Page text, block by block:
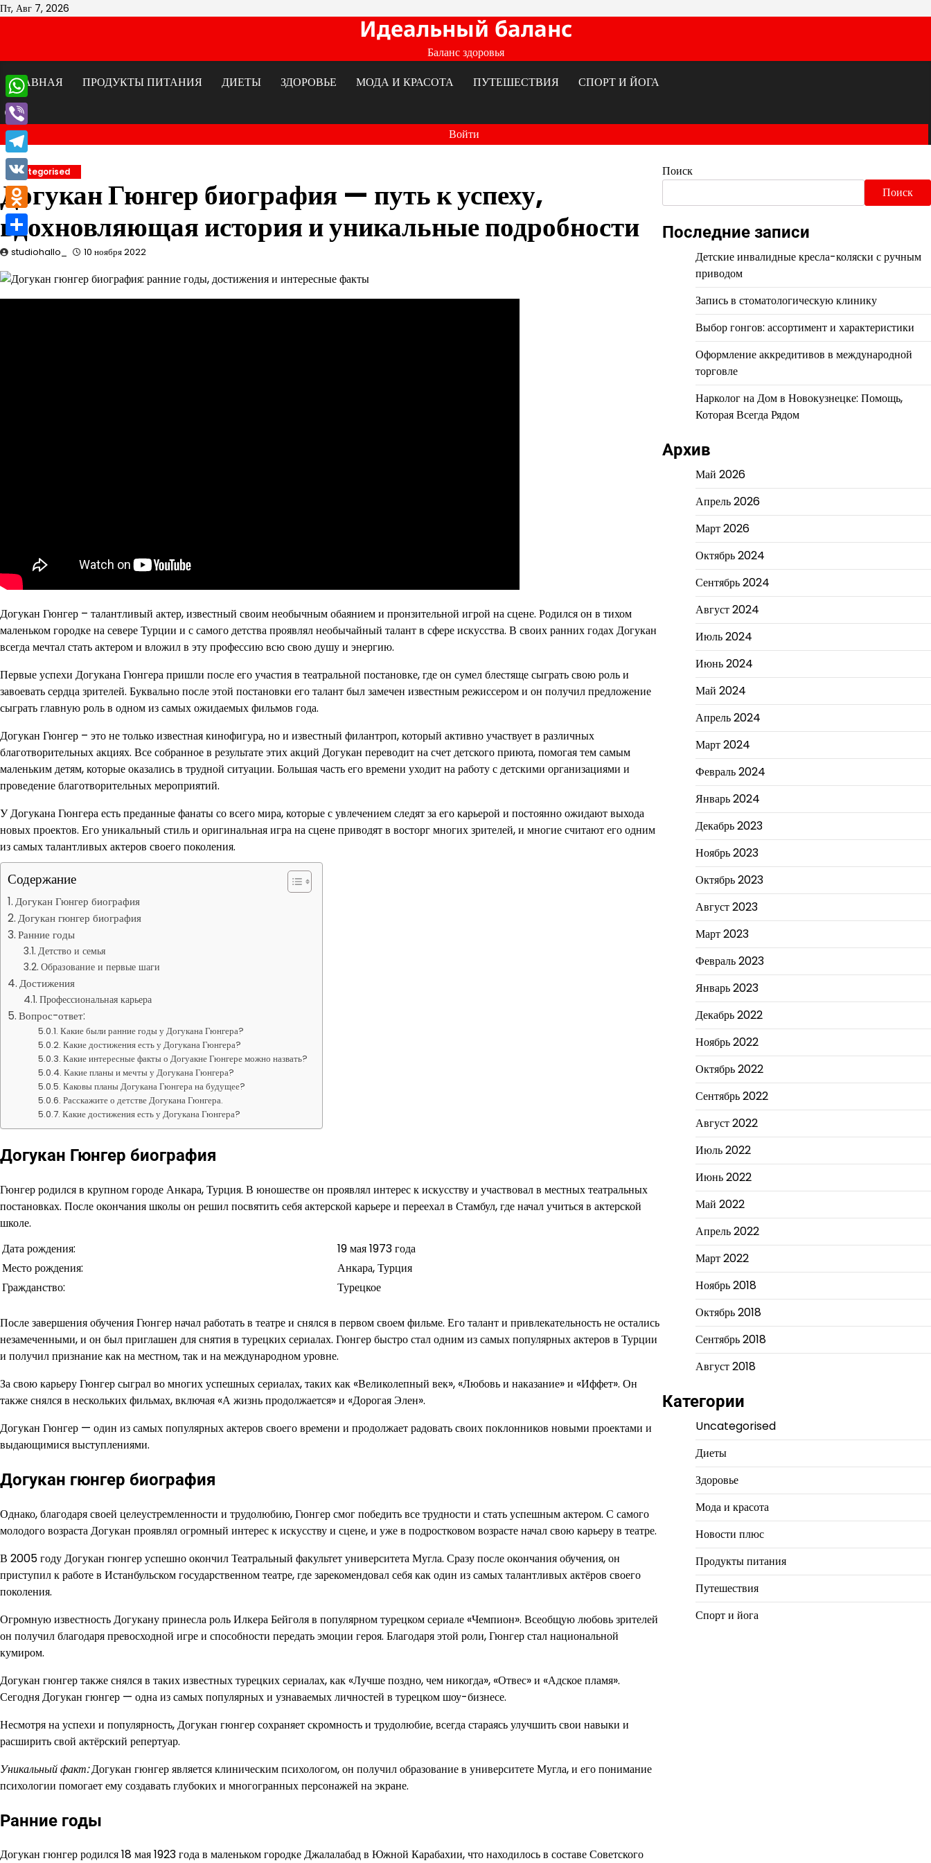
Перейти
Пт, Авг 7, 2026
Идеальный баланс
Баланс здоровья
ГЛАВНАЯ
ПРОДУКТЫ ПИТАНИЯ ДИЕТЫ ЗДОРОВЬЕ МОДА И КРАСОТА ПУТЕШЕСТВИЯ СПОРТ И ЙОГА
Войти
Uncategorised
Догукан Гюнгер биография — путь к успеху,
вдохновляющая история и уникальные подробности
studiohallo_ 10 ноября 2022
Догукан Гюнгер – талантливый актер, известный своим необычным обаянием и пронзительной игрой на сцене. Родился он в тихом
маленьком городке на севере Турции и с самого детства проявлял необычайный талант в сфере искусства. В своих ранних годах Догукан
всегда мечтал стать актером и вложил в эту профессию всю свою душу и энергию.
Первые успехи Догукана Гюнгера пришли после его участия в театральной постановке, где он сумел блестяще сыграть свою роль и
завоевать сердца зрителей. Буквально после этой постановки его талант был замечен известным режиссером и он получил предложение
сыграть главную роль в одном из самых ожидаемых фильмов года.
Догукан Гюнгер – это не только известная кинофигура, но и известный филантроп, который активно участвует в различных
благотворительных акциях. Все собранное в результате этих акций Догукан переводит на счет детского приюта, помогая тем самым
маленьким детям, которые оказались в трудной ситуации. Большая часть его времени уходит на работу с детскими организациями и
проведение благотворительных мероприятий.
У Догукана Гюнгера есть преданные фанаты со всего мира, которые с увлечением следят за его карьерой и постоянно ожидают выхода
новых проектов. Его уникальный стиль и оригинальная игра на сцене приводят в восторг многих зрителей, и многие считают его одним
из самых талантливых актеров своего поколения.
Содержание
Догукан Гюнгер биография
Догукан гюнгер биография
Ранние годы
Детство и семья
Образование и первые шаги
Достижения
Профессиональная карьера
Вопрос-ответ:
Какие были ранние годы у Догукана Гюнгера?
Какие достижения есть у Догукана Гюнгера?
Какие интересные факты о Догуакне Гюнгере можно назвать?
Какие планы и мечты у Догукана Гюнгера?
Каковы планы Догукана Гюнгера на будущее?
Расскажите о детстве Догукана Гюнгера.
Какие достижения есть у Догукана Гюнгера?
Догукан Гюнгер биография
Гюнгер родился в крупном городе Анкара, Турция. В юношестве он проявлял интерес к искусству и участвовал в местных театральных
постановках. После окончания школы он решил посвятить себя актерской карьере и переехал в Стамбул, где начал учиться в актерской
школе.
Дата рождения:
19 мая 1973 года
Место рождения:
Анкара, Турция
Гражданство:
Турецкое
После завершения обучения Гюнгер начал работать в театре и снялся в первом своем фильме. Его талант и привлекательность не остались
незамеченными, и он был приглашен для снятия в турецких сериалах. Гюнгер быстро стал одним из самых популярных актеров в Турции
и получил признание как на местном, так и на международном уровне.
За свою карьеру Гюнгер сыграл во многих успешных сериалах, таких как «Великолепный век», «Любовь и наказание» и «Иффет». Он
также снялся в нескольких фильмах, включая «А жизнь продолжается» и «Дорогая Элен».
Догукан Гюнгер — один из самых популярных актеров своего времени и продолжает радовать своих поклонников новыми проектами и
выдающимися выступлениями.
Догукан гюнгер биография
Однако, благодаря своей целеустремленности и трудолюбию, Гюнгер смог победить все трудности и стать успешным актером. С самого
молодого возраста Догукан проявлял огромный интерес к искусству и сцене, и уже в подростковом возрасте начал свою карьеру в театре.
В 2005 году Догукан гюнгер успешно окончил Театральный факультет университета Мугла. Сразу после окончания обучения, он
приступил к работе в Истанбульском государственном театре, где зарекомендовал себя как один из самых талантливых актёров своего
поколения.
Огромную известность Догукану принесла роль Илкера Бейголя в популярном турецком сериале «Чемпион». Всеобщую любовь зрителей
он получил благодаря превосходной игре и способности передать эмоции героя. Благодаря этой роли, Гюнгер стал национальной
кумиром.
Догукан гюнгер также снялся в таких известных турецких сериалах, как «Лучше поздно, чем никогда», «Отвес» и «Адское пламя».
Сегодня Догукан гюнгер — одна из самых популярных и узнаваемых личностей в турецком шоу-бизнесе.
Несмотря на успехи и популярность, Догукан гюнгер сохраняет скромность и трудолюбие, всегда стараясь улучшить свои навыки и
расширить свой актёрский репертуар.
Уникальный факт:Догукан гюнгер является клиническим психологом, он получил образование в университете Мугла, и его понимание
психологии помогает ему создавать глубоких и многогранных персонажей на экране.
Ранние годы
Догукан гюнгер родился 18 мая 1923 года в маленьком городке Джалалабад в Южной Карабахии, что находилось в составе Советского
Поиск
Поиск
Последние записи
Детские инвалидные кресла-коляски с ручным
приводом
Запись в стоматологическую клинику
Выбор гонгов: ассортимент и характеристики
Оформление аккредитивов в международной
торговле
Нарколог на Дом в Новокузнецке: Помощь,
Которая Всегда Рядом
Архив
Май 2026
Апрель 2026
Март 2026
Октябрь 2024
Сентябрь 2024
Август 2024
Июль 2024
Июнь 2024
Май 2024
Апрель 2024
Март 2024
Февраль 2024
Январь 2024
Декабрь 2023
Ноябрь 2023
Октябрь 2023
Август 2023
Март 2023
Февраль 2023
Январь 2023
Декабрь 2022
Ноябрь 2022
Октябрь 2022
Сентябрь 2022
Август 2022
Июль 2022
Июнь 2022
Май 2022
Апрель 2022
Март 2022
Ноябрь 2018
Октябрь 2018
Сентябрь 2018
Август 2018
Категории
Uncategorised
Диеты
Здоровье
Мода и красота
Новости плюс
Продукты питания
Путешествия
Спорт и йога
WhatsApp
Viber
Telegram
VK
Odnoklassniki
Отправить